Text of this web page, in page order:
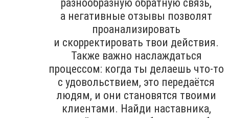
разнообразную обратную связь,
а негативные отзывы позволят
проанализировать
и скорректировать твои действия.
Также важно наслаждаться
процессом: когда ты делаешь что-то
с удовольствием, это передаётся
людям, и они становятся твоими
клиентами. Найди наставника,